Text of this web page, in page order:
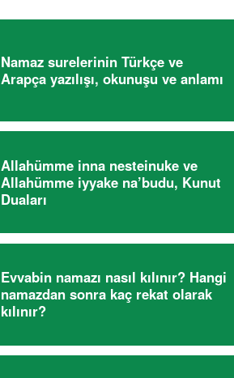
Namaz surelerinin Türkçe ve
Arapça yazılışı, okunuşu ve anlamı
Allahümme inna nesteinuke ve
Allahümme iyyake na’budu, Kunut
Duaları
Evvabin namazı nasıl kılınır? Hangi
namazdan sonra kaç rekat olarak
kılınır?